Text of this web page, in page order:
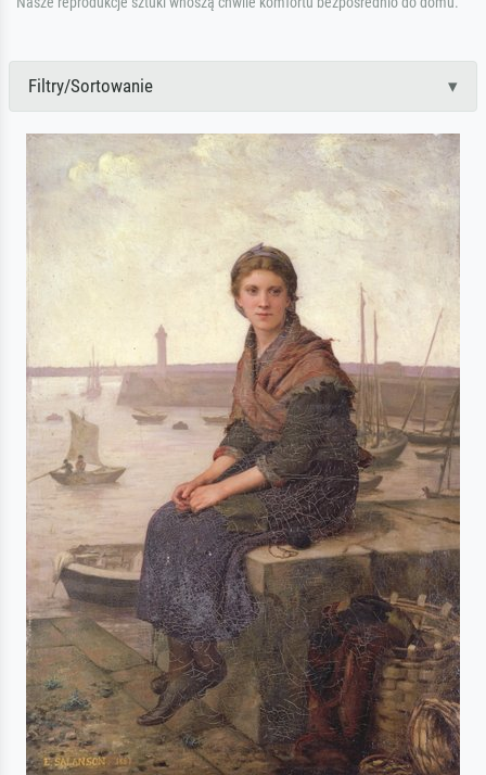
Filtry/Sortowanie